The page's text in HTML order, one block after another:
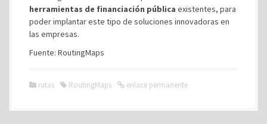
herramientas de financiación pública existentes, para
poder implantar este tipo de soluciones innovadoras en
las empresas.
Fuente: RoutingMaps
rutas RoutingMaps enlace permanente